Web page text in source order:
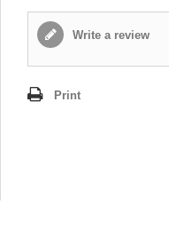
Write a review
Print